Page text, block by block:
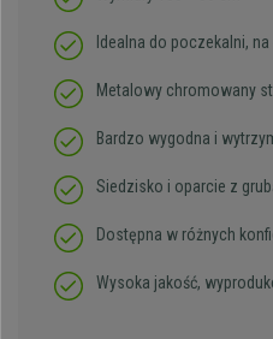
Idealna do poczekalni, na
Metalowy chromowany
Bardzo wygodna i
Siedzisko i oparcie z
Dostępna w różnych
Wysoka jakość,